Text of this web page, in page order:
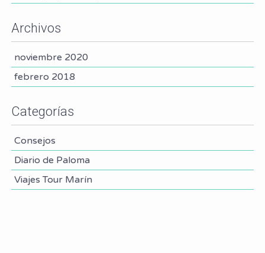
Archivos
noviembre 2020
febrero 2018
Categorías
Consejos
Diario de Paloma
Viajes Tour Marín